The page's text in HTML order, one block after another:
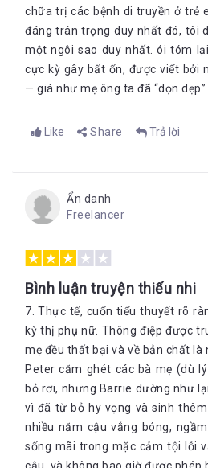
chữa trị các bệnh di truyền ở trẻ
đáng trân trọng duy nhất đó, tôi
một ngôi sao duy nhất. ói tóm
cực kỳ gây bất ổn, được viết bởi
— giá như mẹ ông ta đã “dọn
Like Share Trả lời
Ẩn danh
Freelancer
Bình luận truyện thiếu nhi
7. Thực tế, cuốn tiểu thuyết rõ
kỳ thị phụ nữ. Thông điệp được
mẹ đều thất bại và về bản chất là
Peter căm ghét các bà mẹ (dù
bỏ rơi, nhưng Barrie dường như
vì đã từ bỏ hy vọng và sinh
nhiều năm cậu vắng bóng,
sống mãi trong mặc cảm tội lỗi